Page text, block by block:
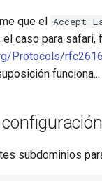
que el Accept-
caso para
Protocols/
configuración
subdominios